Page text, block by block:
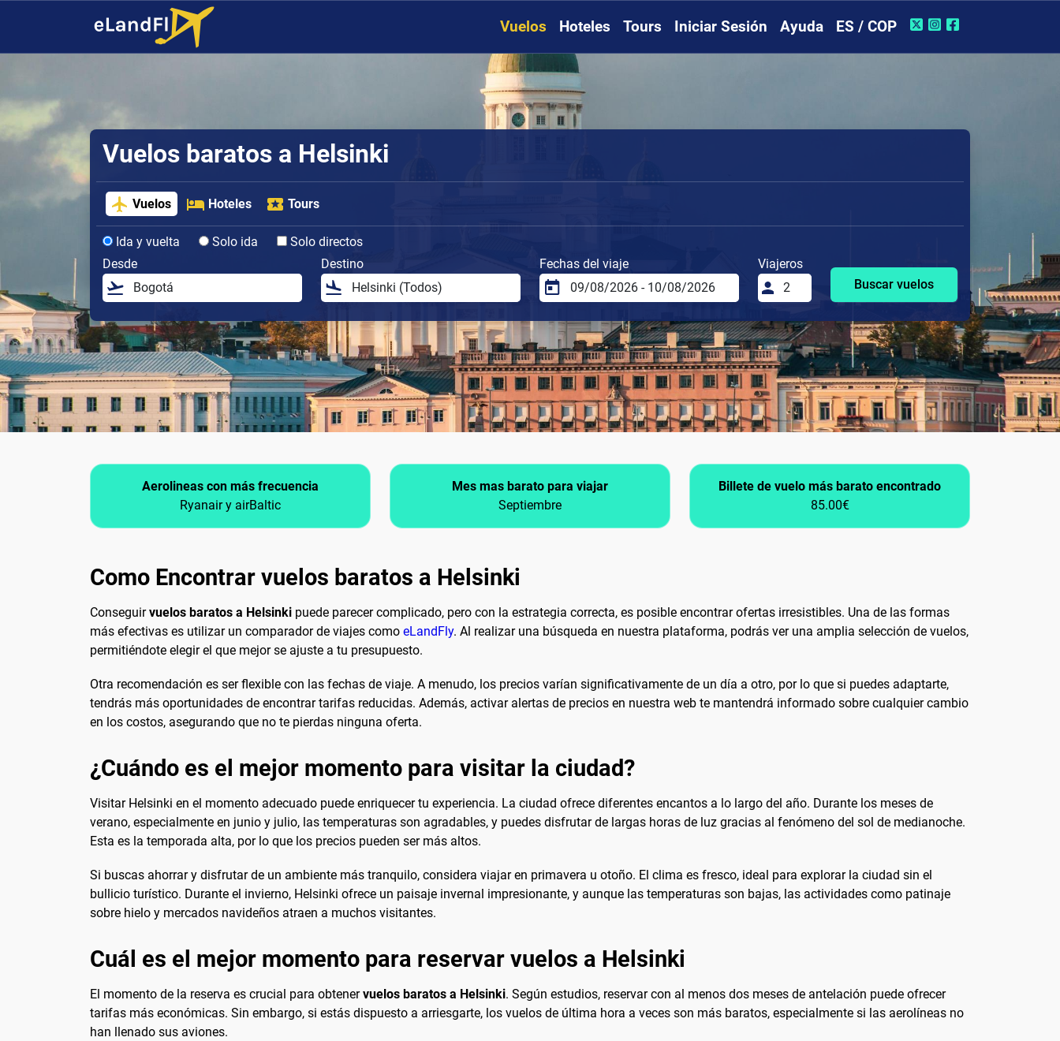
Vuelos Hoteles Tours Iniciar Sesión Ayuda ES / COP
Vuelos baratos a Helsinki
Vuelos Hoteles Tours
Ida y vuelta Solo ida
Solo directos
Desde
Destino Fechas del viaje
Viajeros
Buscar vuelos
Aerolineas con más frecuencia
Ryanair y airBaltic
Mes mas barato para viajar
Septiembre
Billete de vuelo más barato encontrado
85.00€
Como Encontrar vuelos baratos a Helsinki
Conseguirvuelos baratos a Helsinki puede parecer complicado, pero con la estrategia correcta, es posible encontrar ofertas irresistibles. Una de las formas
más efectivas es utilizar un comparador de viajes como eLandFly. Al realizar una búsqueda en nuestra plataforma, podrás ver una amplia selección de vuelos,
permitiéndote elegir el que mejor se ajuste a tu presupuesto.
Otra recomendación es ser flexible con las fechas de viaje. A menudo, los precios varían significativamente de un día a otro, por lo que si puedes adaptarte,
tendrás más oportunidades de encontrar tarifas reducidas. Además, activar alertas de precios en nuestra web te mantendrá informado sobre cualquier cambio
en los costos, asegurando que no te pierdas ninguna oferta.
¿Cuándo es el mejor momento para visitar la ciudad?
Visitar Helsinki en el momento adecuado puede enriquecer tu experiencia. La ciudad ofrece diferentes encantos a lo largo del año. Durante los meses de
verano, especialmente en junio y julio, las temperaturas son agradables, y puedes disfrutar de largas horas de luz gracias al fenómeno del sol de medianoche.
Esta es la temporada alta, por lo que los precios pueden ser más altos.
Si buscas ahorrar y disfrutar de un ambiente más tranquilo, considera viajar en primavera u otoño. El clima es fresco, ideal para explorar la ciudad sin el
bullicio turístico. Durante el invierno, Helsinki ofrece un paisaje invernal impresionante, y aunque las temperaturas son bajas, las actividades como patinaje
sobre hielo y mercados navideños atraen a muchos visitantes.
Cuál es el mejor momento para reservar vuelos a Helsinki
El momento de la reserva es crucial para obtenervuelos baratos a Helsinki. Según estudios, reservar con al menos dos meses de antelación puede ofrecer
tarifas más económicas. Sin embargo, si estás dispuesto a arriesgarte, los vuelos de última hora a veces son más baratos, especialmente si las aerolíneas no
han llenado sus aviones.